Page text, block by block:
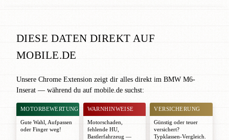
DIESE DATEN DIREKT AUF
MOBILE.DE
Unsere Chrome Extension zeigt dir alles direkt im BMW M6-
Inserat — während du auf mobile.de suchst:
MOTORBEWERTUNG
Gute Wahl
Aufpassen
oder Finger weg!
WARNHINWEISE
Motorschaden,
fehlende HU,
Bastlerfahrzeug —
VERSICHERUNG
Günstig oder teuer
versichert?
Typklassen-Vergleich.